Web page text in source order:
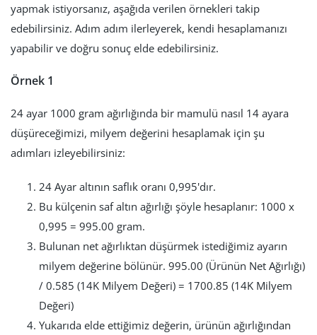
yapmak istiyorsanız, aşağıda verilen örnekleri takip
edebilirsiniz. Adım adım ilerleyerek, kendi hesaplamanızı
yapabilir ve doğru sonuç elde edebilirsiniz.
Örnek 1
24 ayar 1000 gram ağırlığında bir mamulü nasıl 14 ayara
düşüreceğimizi, milyem değerini hesaplamak için şu
adımları izleyebilirsiniz:
24 Ayar altının saflık oranı 0,995'dır.
Bu külçenin saf altın ağırlığı şöyle hesaplanır: 1000 x
0,995 = 995.00 gram.
Bulunan net ağırlıktan düşürmek istediğimiz ayarın
milyem değerine bölünür. 995.00 (Ürünün Net Ağırlığı)
/ 0.585 (14K Milyem Değeri) = 1700.85 (14K Milyem
Değeri)
Yukarıda elde ettiğimiz değerin, ürünün ağırlığından